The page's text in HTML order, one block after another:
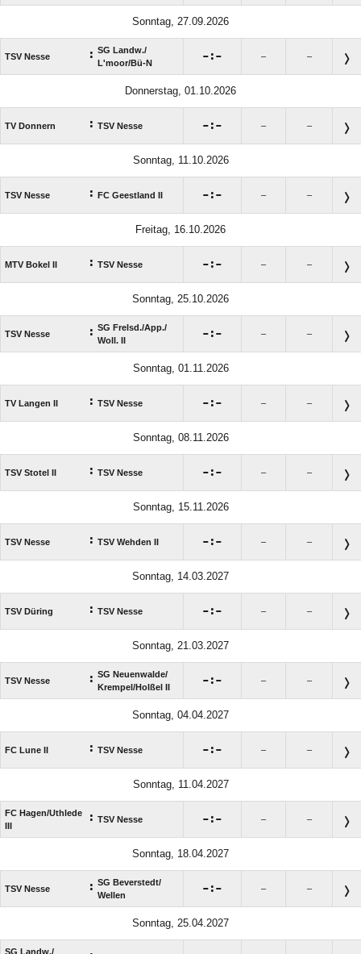
Sonntag, 27.09.2026
TSV Nesse : SG Landw./​
L'moor/​Bü-N
: – –
Donnerstag, 01.10.2026
TV Donnern : TSV Nesse : – –
Sonntag, 11.10.2026
TSV Nesse : FC Geestland II : – –
Freitag, 16.10.2026
MTV Bokel II : TSV Nesse : – –
Sonntag, 25.10.2026
TSV Nesse : SG Frelsd./​App./​
Woll. II
: – –
Sonntag, 01.11.2026
TV Langen II : TSV Nesse : – –
Sonntag, 08.11.2026
TSV Stotel II : TSV Nesse : – –
Sonntag, 15.11.2026
TSV Nesse : TSV Wehden II : – –
Sonntag, 14.03.2027
TSV Düring : TSV Nesse : – –
Sonntag, 21.03.2027
TSV Nesse : SG Neuenwalde/​
Krempel/​Holßel II
: – –
Sonntag, 04.04.2027
FC Lune II : TSV Nesse : – –
Sonntag, 11.04.2027
FC Hagen/​Uthlede
: TSV Nesse : – –
Sonntag, 18.04.2027
TSV Nesse : SG Beverstedt/​
Wellen
: – –
Sonntag, 25.04.2027
SG Landw./​